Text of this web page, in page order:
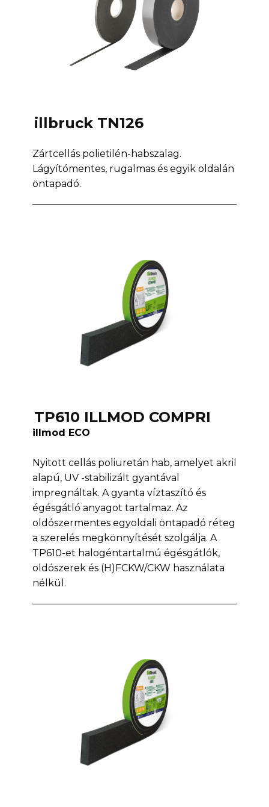
illbruck TN126
Zártcellás polietilén-habszalag.
Lágyítómentes, rugalmas és egyik oldalán
öntapadó.
TP610 ILLMOD COMPRI
illmod ECO
Nyitott cellás poliuretán hab, amelyet akril
alapú, UV -stabilizált gyantával
impregnáltak. A gyanta víztaszító és
égésgátló anyagot tartalmaz. Az
oldószermentes egyoldali öntapadó réteg
a szerelés megkönnyítését szolgálja. A
TP610-et halogéntartalmú égésgátlók,
oldószerek és (H)FCKW/CKW használata
nélkül.